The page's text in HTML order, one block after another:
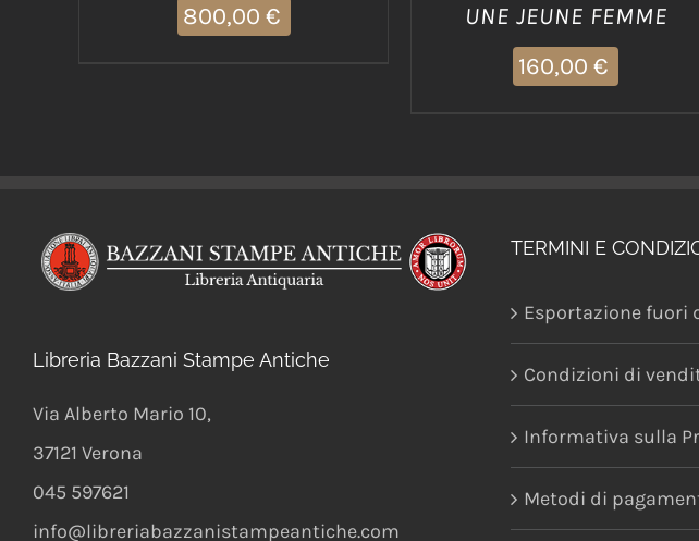
800,00 €
UNE JEUNE FEMME
160,00 €
Libreria Bazzani Stampe Antiche
Via Alberto Mario 10,
37121 Verona
045 597621
info@libreriabazzanistampeantiche.com
TERMINI E
Esportazione fuori
Condizioni di
Informativa sulla
Metodi di